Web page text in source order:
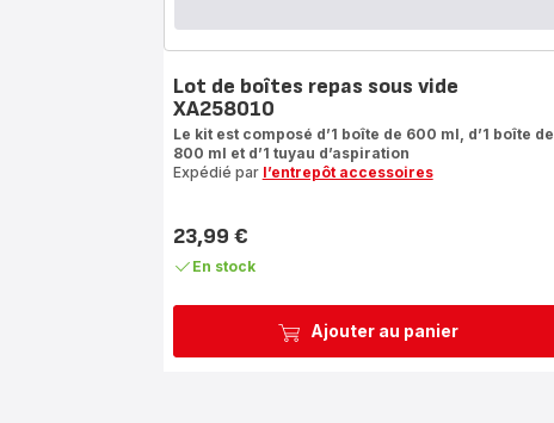
Ajouter au panier
Lot de boîtes repas sous vide
XA258010
Le kit est composé d’1 boîte de 600 ml, d’1 boîte de
800 ml et d’1 tuyau d’aspiration
Expédié par l’entrepôt accessoires
Prix
23,99 €
En stock